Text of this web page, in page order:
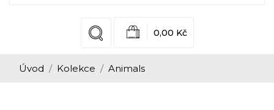
0,00 Kč
Úvod Kolekce Animals